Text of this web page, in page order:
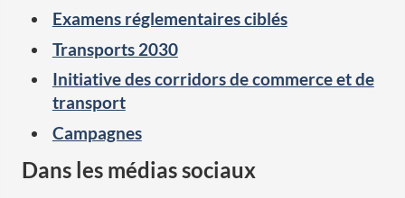
Examens réglementaires ciblés
Transports 2030
Initiative des corridors de commerce et de
transport
Campagnes
Dans les médias sociaux